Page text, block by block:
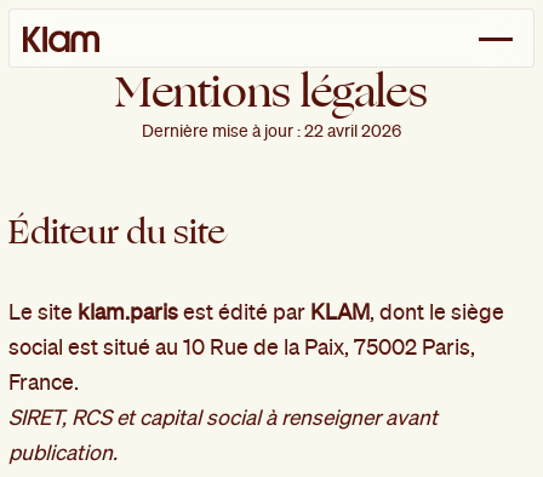
Mentionslégales
Dernière mise à jour : 22 avril 2026
Éditeur du site
Le site klam.parisest édité par KLAM, dont le siège
social est situé au 10 Rue de la Paix, 75002 Paris,
France.
SIRET, RCS et capital social à renseigner avant
publication.